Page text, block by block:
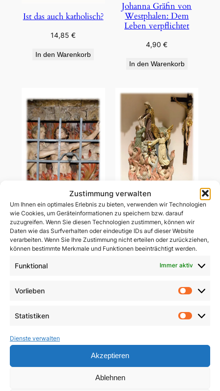
Zustimmung verwalten
Um Ihnen ein optimales Erlebnis zu bieten, verwenden wir Technologien
wie Cookies, um Geräteinformationen zu speichern bzw. darauf
zuzugreifen. Wenn Sie diesen Technologien zustimmen, können wir
Daten wie das Surfverhalten oder eindeutige IDs auf dieser Website
verarbeiten. Wenn Sie Ihre Zustimmung nicht erteilen oder zurückziehen,
können bestimmte Merkmale und Funktionen beeinträchtigt werden.
Funktional Immer aktiv
Vorlieben
Statistiken
Dienste verwalten
Akzeptieren
Ablehnen
Ist das auch katholisch?
14,85€
In den Warenkorb
Johanna Gräfin von
Westphalen: Dem
Leben verpflichtet
4,90€
In den Warenkorb
Ablass-Gebetsbildchen
(Motiv C: Dießen)
5,00€
Ablass-Gebetsbildchen
(Motiv D: Maria
Vesperbild)